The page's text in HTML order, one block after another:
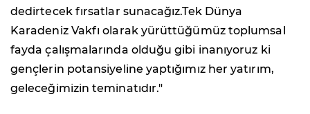
dedirtecek fırsatlar sunacağız.Tek Dünya
Karadeniz Vakfı olarak yürüttüğümüz toplumsal
fayda çalışmalarında olduğu gibi inanıyoruz ki
gençlerin potansiyeline yaptığımız her yatırım,
geleceğimizin teminatıdır."